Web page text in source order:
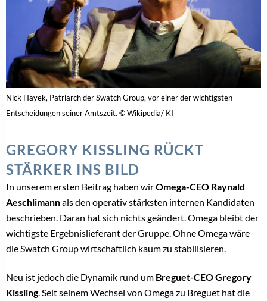
Nick Hayek, Patriarch der Swatch Group, vor einer der wichtigsten
Entscheidungen seiner Amtszeit. © Wikipedia/ KI
GREGORY KISSLING RÜCKT
STÄRKER INS BILD
In unserem ersten Beitrag haben wirOmega-CEO Raynald
Aeschlimannals den operativ stärksten internen Kandidaten
beschrieben. Daran hat sich nichts geändert. Omega bleibt der
wichtigste Ergebnislieferant der Gruppe. Ohne Omega wäre
die Swatch Group wirtschaftlich kaum zu stabilisieren.
Neu ist jedoch die Dynamik rund um Breguet-CEO Gregory
Kissling. Seit seinem Wechsel von Omega zu Breguet hat die